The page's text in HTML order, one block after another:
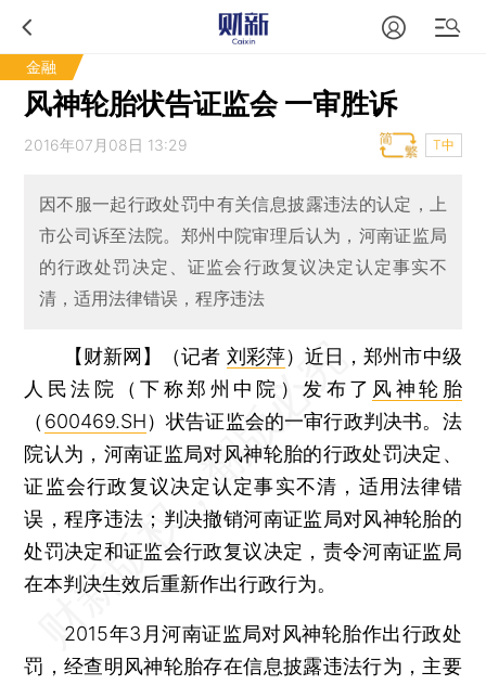
金融
风神轮胎状告证监会 一审胜诉
2016年07月08日 13:29 T中
因不服一起行政处罚中有关信息披露违法的认定，上
市公司诉至法院。郑州中院审理后认为，河南证监局
的行政处罚决定、证监会行政复议决定认定事实不
清，适用法律错误，程序违法
【财新网】（记者 刘彩萍） 近日，郑州市中级
人民法院（下称郑州中院）发布了 风神轮胎
（ 600469.SH）状告证监会的一审行政判决书。法
院认为，河南证监局对风神轮胎的行政处罚决定、
证监会行政复议决定认定事实不清，适用法律错
误，程序违法；判决撤销河南证监局对风神轮胎的
处罚决定和证监会行政复议决定，责令河南证监局
在本判决生效后重新作出行政行为。
2015年3月河南证监局对风神轮胎作出行政处
罚，经查明风神轮胎存在信息披露违法行为，主要